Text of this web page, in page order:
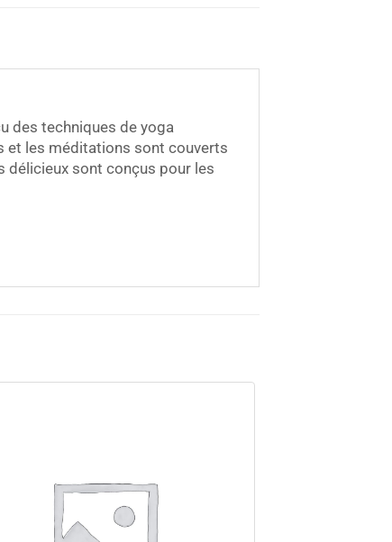
des techniques de yoga
et les méditations sont couverts
délicieux sont conçus pour les